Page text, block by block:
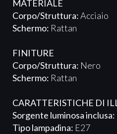
MATERIALE
Corpo/Struttura:Acciaio
Schermo: Rattan
FINITURE
Corpo/Struttura: Nero
Schermo: Rattan
CARATTERISTICHE DI
Sorgente luminosa inclusa:
Tipo lampadina: E27